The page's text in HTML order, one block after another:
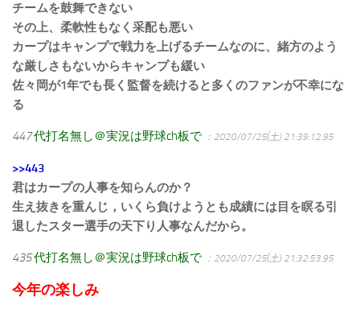
チームを鼓舞できない
その上、柔軟性もなく采配も悪い
カープはキャンプで戦力を上げるチームなのに、緒方のよう
な厳しさもないからキャンプも緩い
佐々岡が1年でも長く監督を続けると多くのファンが不幸にな
る
447代打名無し＠実況は野球ch板で ：2020/07/25(土) 21:39:12.95
>>443
君はカープの人事を知らんのか？
生え抜きを重んじ，いくら負けようとも成績には目を瞑る引
退したスター選手の天下り人事なんだから。
435代打名無し＠実況は野球ch板で ：2020/07/25(土) 21:32:53.95
今年の楽しみ